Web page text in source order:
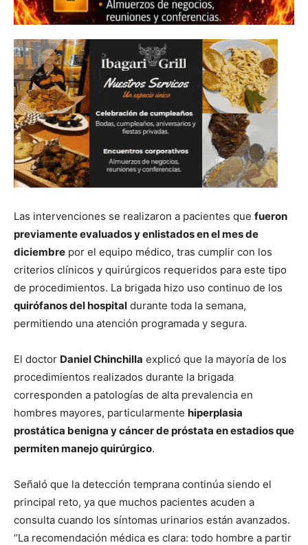
Las intervenciones se realizaron a pacientes que fueron
previamente evaluados y enlistados en el mes de
diciembre por el equipo médico, tras cumplir con los
criterios clínicos y quirúrgicos requeridos para este tipo
de procedimientos. La brigada hizo uso continuo de los
quirófanos del hospital durante toda la semana,
permitiendo una atención programada y segura.
El doctor Daniel Chinchilla explicó que la mayoría de los
procedimientos realizados durante la brigada
corresponden a patologías de alta prevalencia en
hombres mayores, particularmente hiperplasia
prostática benigna y cáncer de próstata en estadios que
permiten manejo quirúrgico.
Señaló que la detección temprana continúa siendo el
principal reto, ya que muchos pacientes acuden a
consulta cuando los síntomas urinarios están avanzados.
“La recomendación médica es clara: todo hombre a partir